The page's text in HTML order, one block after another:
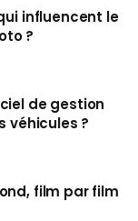
influencent le
?
de gestion
véhicules ?
film par film